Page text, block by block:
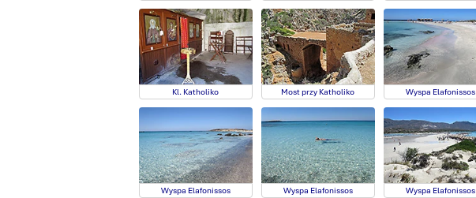
Kl. Katholiko Most przy Katholiko Wyspa Elafonissos
Wyspa Elafonissos Wyspa Elafonissos Wyspa Elafonissos